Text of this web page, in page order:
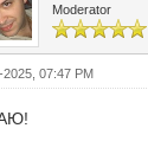
Moderator
2025, 07:47 PM